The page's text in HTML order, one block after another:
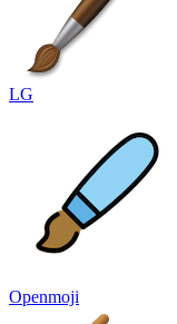
LG
Openmoji